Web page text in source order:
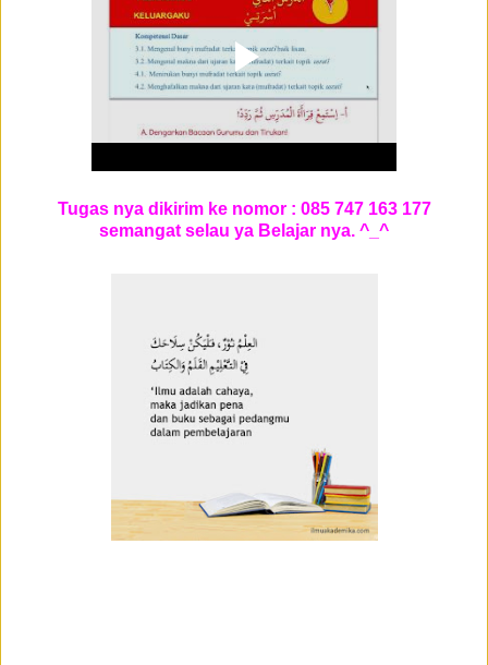
Tugas nya dikirim ke nomor : 085 747 163 177
semangat selau ya Belajar nya. ^_^